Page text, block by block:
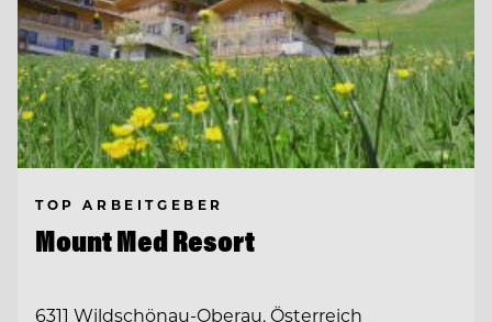
TOP ARBEITGEBER
Mount Med Resort
6311 Wildschönau-Oberau, Österreich